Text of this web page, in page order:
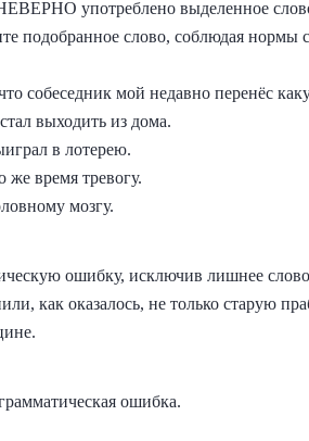
употреблено выделенное
подобранное слово, соблюдая нормы
мой недавно перенёс
выходить из дома.
в лотерею.
время тревогу.
мозгу.
ошибку, исключив лишнее
как оказалось, не только старую
ошибка.